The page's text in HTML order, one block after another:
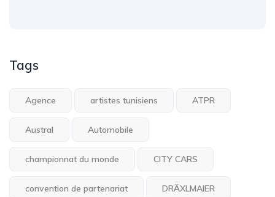
Tags
Agence artistes tunisiens ATPR
Austral Automobile
championnat du monde CITY CARS
convention de partenariat DRÄXLMAIER